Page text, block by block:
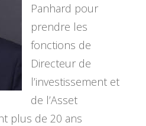
Panhard pour
prendre les
fonctions de
Directeur de
l’investissement et
de l’Asset
plus de 20 ans